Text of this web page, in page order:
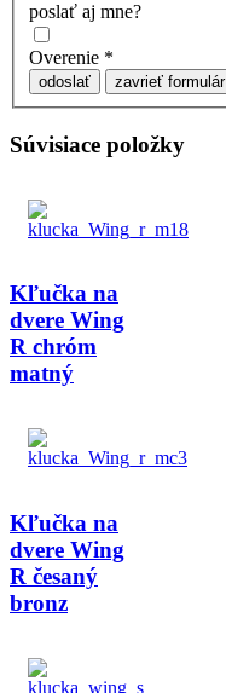
poslať aj mne?
Overenie *
odoslať zavrieť formulár
Súvisiace položky
Kľučka na
dvere Wing
R chróm
matný
Kľučka na
dvere Wing
R česaný
bronz